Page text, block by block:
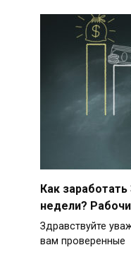
Как заработать
недели?
Здравствуйте
вам проверенные